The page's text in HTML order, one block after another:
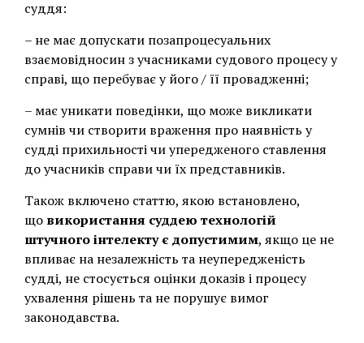
суддя:
– не має допускати позапроцесуальних
взаємовідносин з учасниками судового процесу у
справі, що перебуває у його / її провадженні;
– має уникати поведінки, що може викликати
сумнів чи створити враження про наявність у
судді прихильності чи упередженого ставлення
до учасників справи чи їх представників.
Також включено статтю, якою встановлено,
що використання суддею технологій
штучного інтелекту є допустимим, якщо це не
впливає на незалежність та неупередженість
судді, не стосується оцінки доказів і процесу
ухвалення рішень та не порушує вимог
законодавства.